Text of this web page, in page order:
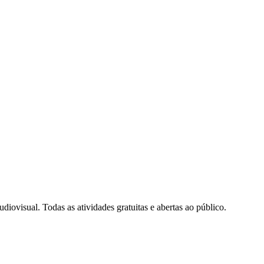
Todas as atividades gratuitas e abertas ao público.